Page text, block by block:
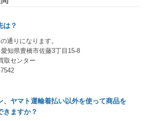
は？
通りになります。
知県豊橋市佐藤3丁目15-8
取センター
、ヤマト運輸着払い以外を使って商品を
きますか？